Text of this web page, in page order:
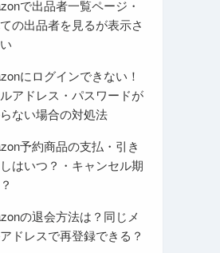
で出品者一覧ページ・
の出品者を見るが表示さ
にログインできない！
アドレス・パスワードが
ない場合の対処法
予約商品の支払・引き
はいつ？・キャンセル期
の退会方法は？同じメ
ドレスで再登録できる？